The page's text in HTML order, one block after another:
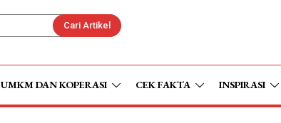
Cari Artikel
UMKM DAN KOPERASI CEK FAKTA INSPIRASI